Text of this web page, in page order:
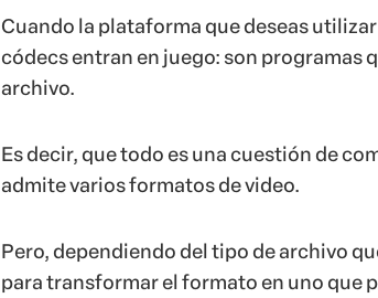
Cuando la plataforma que deseas
códecs entran en juego: son programas
archivo.
Es decir, que todo es una cuestión de
admite varios formatos de video.
Pero, dependiendo del tipo de archivo
para transformar el formato en uno que